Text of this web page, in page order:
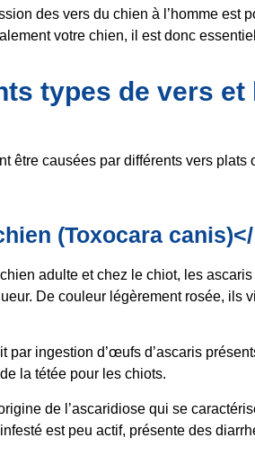
des vers du chien à l’homme est
votre chien, il est donc
types de vers et
être causées par différents vers
(Toxocara canis)</
adulte et chez le chiot, les
De couleur légèrement rosée, ils
par ingestion d’œufs d’ascaris
la tétée pour les chiots.
de l’ascaridiose qui se
est peu actif, présente des